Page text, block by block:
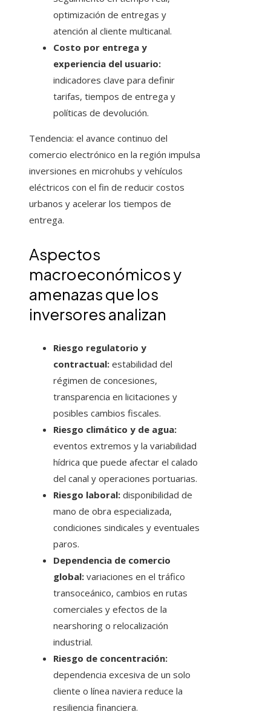
optimización de entregas y
atención al cliente multicanal.
Costo por entrega y
experiencia del usuario:
indicadores clave para definir
tarifas, tiempos de entrega y
políticas de devolución.
Tendencia: el avance continuo del
comercio electrónico en la región impulsa
inversiones en microhubs y vehículos
eléctricos con el fin de reducir costos
urbanos y acelerar los tiempos de
entrega.
Aspectos
macroeconómicos y
amenazas que los
inversores analizan
Riesgo regulatorio y
contractual: estabilidad del
régimen de concesiones,
transparencia en licitaciones y
posibles cambios fiscales.
Riesgo climático y de agua:
eventos extremos y la variabilidad
hídrica que puede afectar el calado
del canal y operaciones portuarias.
Riesgo laboral: disponibilidad de
mano de obra especializada,
condiciones sindicales y eventuales
paros.
Dependencia de comercio
global: variaciones en el tráfico
transoceánico, cambios en rutas
comerciales y efectos de la
nearshoring o relocalización
industrial.
Riesgo de concentración:
dependencia excesiva de un solo
cliente o línea naviera reduce la
resiliencia financiera.